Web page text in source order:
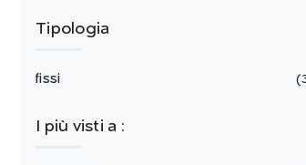
Tipologia
fissi
I più visti a :